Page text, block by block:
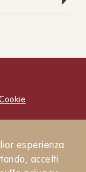
esperienza
accetti